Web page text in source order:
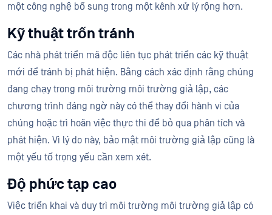
một công nghệ bổ sung trong một kênh xử lý rộng hơn.
Kỹ thuật trốn tránh
Các nhà phát triển mã độc liên tục phát triển các kỹ thuật
mới để tránh bị phát hiện. Bằng cách xác định rằng chúng
đang chạy trong môi trường môi trường giả lập, các
chương trình đáng ngờ này có thể thay đổi hành vi của
chúng hoặc trì hoãn việc thực thi để bỏ qua phân tích và
phát hiện. Vì lý do này, bảo mật môi trường giả lập cũng là
một yếu tố trọng yếu cần xem xét.
Độ phức tạp cao
Việc triển khai và duy trì môi trường môi trường giả lập có